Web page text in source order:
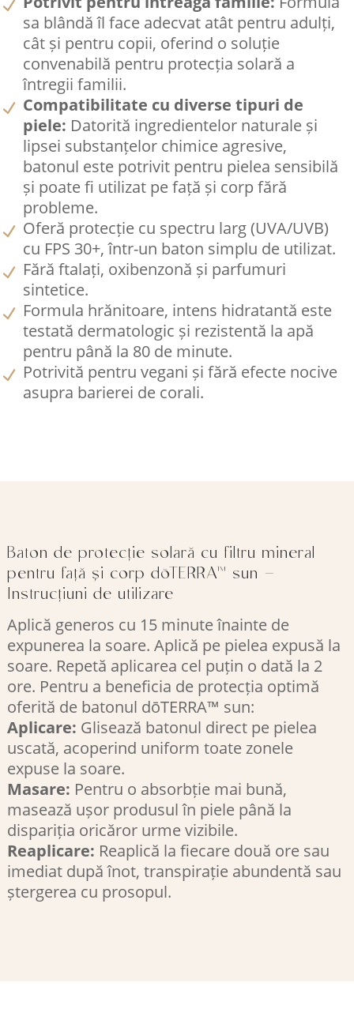
sa blândă îl face adecvat atât pentru adulți,
cât și pentru copii, oferind o soluție
convenabilă pentru protecția solară a
întregii familii.​
Compatibilitate cu diverse tipuri de
piele: Datorită ingredientelor naturale și
lipsei substanțelor chimice agresive,
batonul este potrivit pentru pielea sensibilă
și poate fi utilizat pe față și corp fără
probleme.
Oferă protecție cu spectru larg (UVA/UVB)
cu FPS 30+, într-un baton simplu de utilizat.
Fără ftalați, oxibenzonă și parfumuri
sintetice.
Formula hrănitoare, intens hidratantă este
testată dermatologic și rezistentă la apă
pentru până la 80 de minute.
Potrivită pentru vegani și fără efecte nocive
asupra barierei de corali.
Baton de protecție solară cu filtru mineral
pentru față și corp dōTERRA™ sun –
Instrucțiuni de utilizare
Aplică generos cu 15 minute înainte de
expunerea la soare. Aplică pe pielea expusă la
soare. Repetă aplicarea cel puțin o dată la 2
ore. Pentru a beneficia de protecția optimă
oferită de batonul dōTERRA™ sun:
Aplicare: Glisează batonul direct pe pielea
uscată, acoperind uniform toate zonele
expuse la soare.​
Masare: Pentru o absorbție mai bună,
masează ușor produsul în piele până la
dispariția oricăror urme vizibile.​
Reaplicare: Reaplică la fiecare două ore sau
imediat după înot, transpirație abundentă sau
ștergerea cu prosopul.